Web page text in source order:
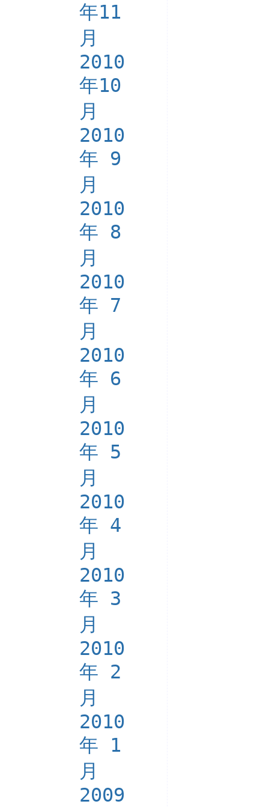
年11
月
2010
年10
月
2010
年 9
月
2010
年 8
月
2010
年 7
月
2010
年 6
月
2010
年 5
月
2010
年 4
月
2010
年 3
月
2010
年 2
月
2010
年 1
月
2009